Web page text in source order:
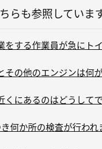
らも参照していま
をする作業員が急にト
その他のエンジンは何
くにあるのはどうして
何か所の検査が行われ